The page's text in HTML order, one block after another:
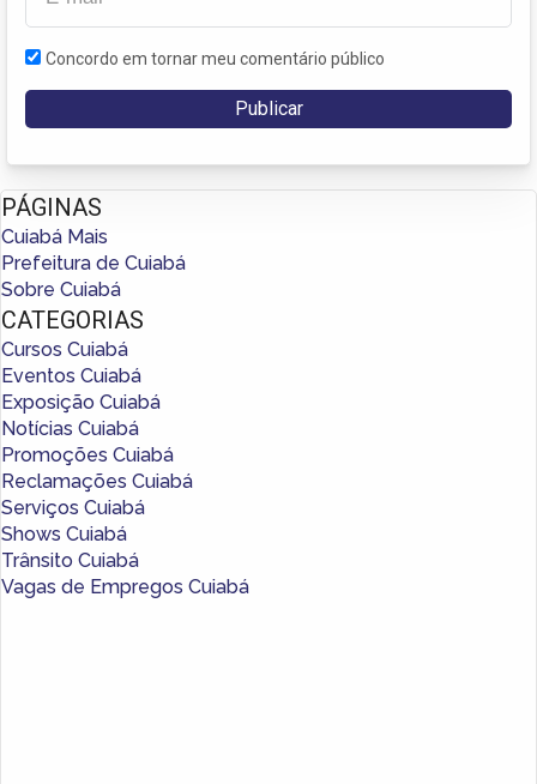
Concordo em tornar meu comentário público
PÁGINAS
Cuiabá Mais
Prefeitura de Cuiabá
Sobre Cuiabá
CATEGORIAS
Cursos Cuiabá
Eventos Cuiabá
Exposição Cuiabá
Notícias Cuiabá
Promoções Cuiabá
Reclamações Cuiabá
Serviços Cuiabá
Shows Cuiabá
Trânsito Cuiabá
Vagas de Empregos Cuiabá